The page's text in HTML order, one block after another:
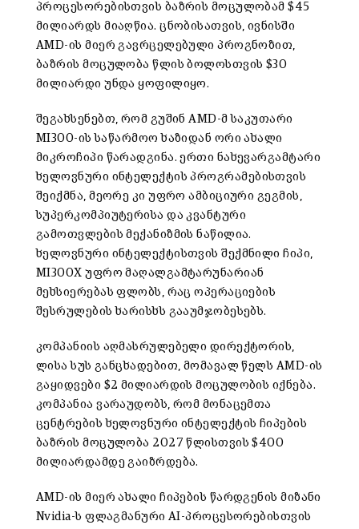
პროცესორებისთვის ბაზრის მოცულობამ $45
მილიარდს მიაღწია. ცნობისათვის, ივნისში
AMD-ის მიერ გავრცელებული პროგნოზით,
ბაზრის მოცულობა წლის ბოლოსთვის $30
მილიარდი უნდა ყოფილიყო.
შეგახსენებთ, რომ გუშინ AMD-მ საკუთარი
MI300-ის საწარმოო ხაზიდან ორი ახალი
მიკროჩიპი წარადგინა. ერთი ნახევარგამტარი
ხელოვნური ინტელექტის პროგრამებისთვის
შეიქმნა, მეორე კი უფრო ამბიციური გეგმის,
სუპერკომპიუტერისა და კვანტური
გამოთვლების მექანიზმის ნაწილია.
ხელოვნური ინტელექტისთვის შექმნილი ჩიპი,
MI300X უფრო მაღალგამტარუნარიან
მეხსიერებას ფლობს, რაც ოპერაციების
შესრულების ხარისხს გააუმჯობესებს.
კომპანიის აღმასრულებელი დირექტორის,
ლისა სუს განცხადებით, მომავალ წელს AMD-ის
გაყიდვები $2 მილიარდის მოცულობის იქნება.
კომპანია ვარაუდობს, რომ მონაცემთა
ცენტრების ხელოვნური ინტელექტის ჩიპების
ბაზრის მოცულობა 2027 წლისთვის $400
მილიარდამდე გაიზრდება.
AMD-ის მიერ ახალი ჩიპების წარდგენის მიზანი
Nvidia-ს ფლაგმანური AI-პროცესორებისთვის